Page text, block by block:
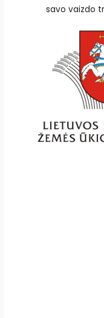
savo vaizdo